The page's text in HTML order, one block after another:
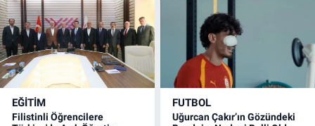
EĞİTİM
Filistinli Öğrencilere
FUTBOL
Uğurcan Çakır’ın Gözündeki